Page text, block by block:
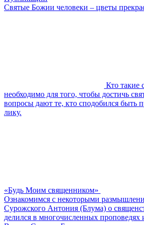
Святые Божии человеки – цветы
Кто такие
необходимо для того, чтобы достичь
вопросы дают те, кто сподобился быть
лику.
«Будь Моим священником»
Ознакомимся с некоторыми
Сурожского Антония (Блума) о
делился в многочисленных проповедях